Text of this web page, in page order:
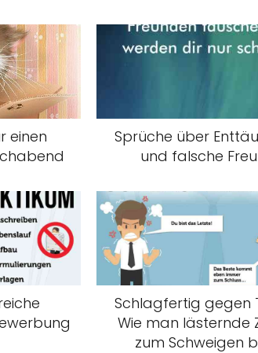
einen
Sprüche über
und falsche
Schlagfertig gegen
Wie man lästernde
zum Schweigen